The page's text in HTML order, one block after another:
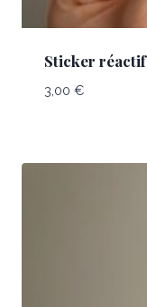
Sticker réactif
3,00 €